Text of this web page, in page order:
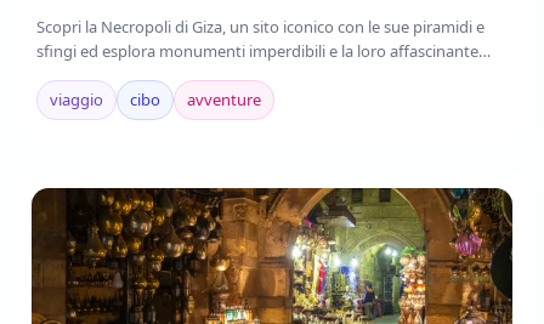
Scopri la Necropoli di Giza, un sito iconico con le sue piramidi e
sfingi ed esplora monumenti imperdibili e la loro affascinante
storia. Leggi di più!
viaggio
cibo avventure